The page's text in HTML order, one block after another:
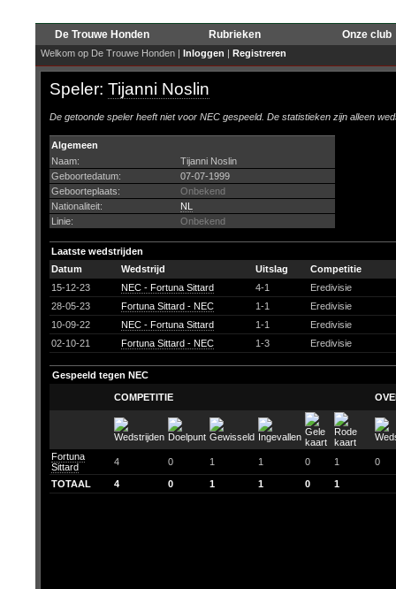
De Trouwe Honden Rubrieken Onze club
Welkom op De Trouwe Honden | Inloggen | Registreren
Speler: Tijanni Noslin
De getoonde speler heeft niet voor NEC gespeeld. De statistieken zijn alleen
Algemeen
Naam:
Tijanni Noslin
Geboortedatum:
07-07-1999
Geboorteplaats:
Onbekend
Nationaliteit:
NL
Linie:
Onbekend
Laatste wedstrijden
Datum
Wedstrijd Uitslag
Competitie
15-12-23
NEC - Fortuna Sittard 4-1
Eredivisie
28-05-23
Fortuna Sittard - NEC 1-1
Eredivisie
10-09-22
NEC - Fortuna Sittard 1-1
Eredivisie
02-10-21
Fortuna Sittard - NEC 1-3 Eredivisie
Gespeeld tegen NEC
COMPETITIE
Fortuna
Sittard
4 0 1 1 0 1 0
TOTAAL 4 0 1 1 0 1